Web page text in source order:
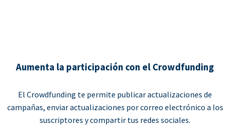
Aumenta la participación con el Crowdfunding
El Crowdfunding te permite publicar actualizaciones de
campañas, enviar actualizaciones por correo electrónico a los
suscriptores y compartir tus redes sociales.